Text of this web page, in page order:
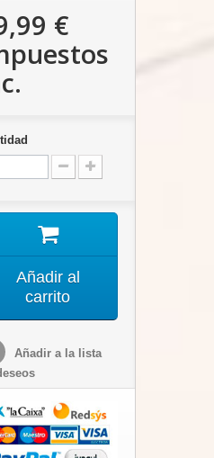
€
Añadir al
carrito
Añadir a la lista